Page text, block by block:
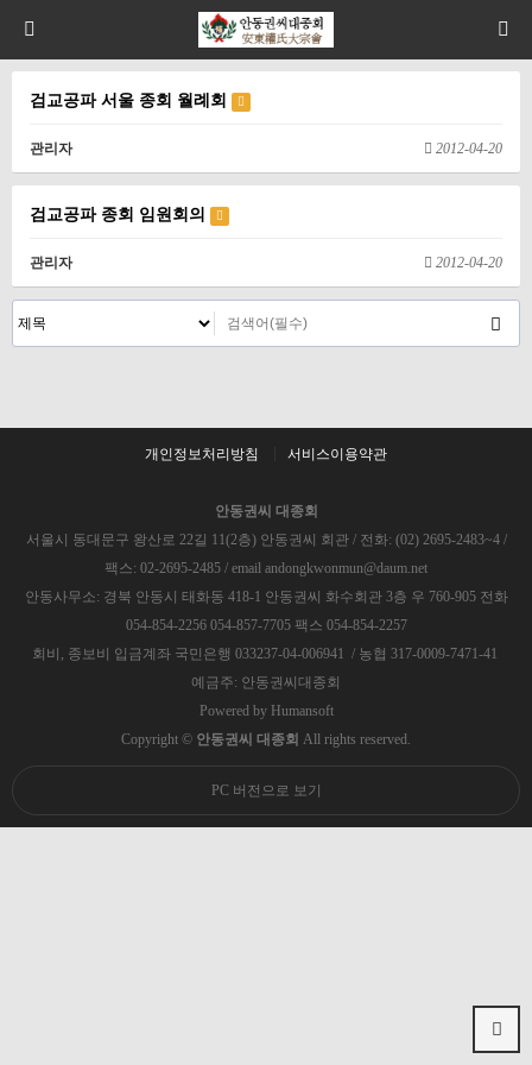
검교공파 서울 종회 월례회
관리자 2012-04-20
검교공파 종회 임원회의
관리자 2012-04-20
개인정보처리방침 서비스이용약관
안동권씨 대종회
서울시 동대문구 왕산로 22길 11(2층) 안동권씨 회관 / 전화: (02) 2695-2483~4 /
팩스: 02-2695-2485 / email andongkwonmun@daum.net
안동사무소: 경북 안동시 태화동 418-1 안동권씨 화수회관 3층 우 760-905 전화
054-854-2256 054-857-7705 팩스 054-854-2257
회비, 종보비 입금계좌 국민은행 033237-04-006941 / 농협 317-0009-7471-41
예금주: 안동권씨대종회
Powered by Humansoft
Copyright © 안동권씨 대종회 All rights reserved.
PC 버전으로 보기